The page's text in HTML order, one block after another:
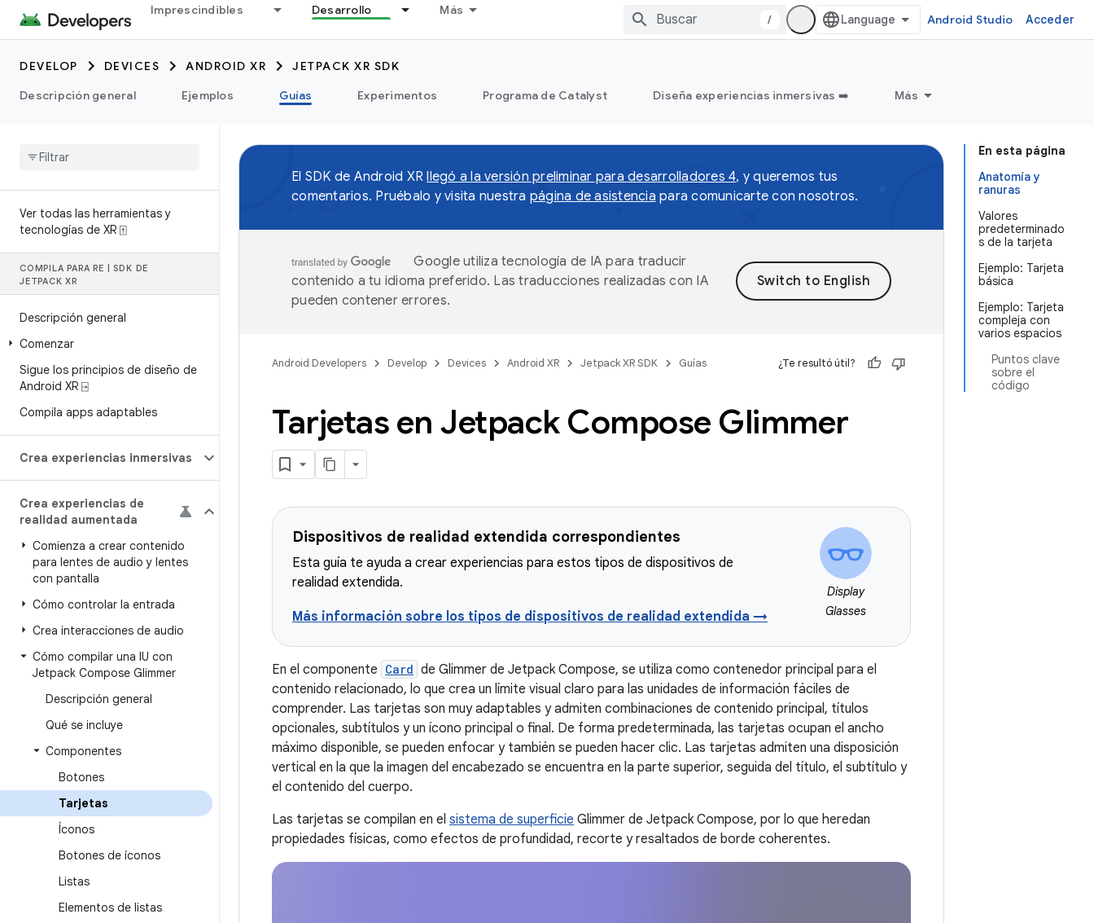
Imprescindibles Desarrollo Más
/ Android Studio Acceder
DEVELOP DEVICES ANDROID XR
JETPACK XR SDK
Descripción general
Ejemplos Guías Experimentos Programa de Catalyst Diseña experiencias inmersivas ➡️ Más
Ver todas las herramientas y
tecnologías de XR ⍐
COMPILA PARA RE
SDK DE
JETPACK XR
Descripción general
Comenzar
Sigue los principios de diseño de
Android XR ⍈
Compila apps adaptables
Crea experiencias inmersivas
Crea experiencias de
realidad aumentada
Comienza a crear contenido
para lentes de audio y lentes
con pantalla
Cómo controlar la entrada
Crea interacciones de audio
Cómo compilar una IU con
Jetpack Compose Glimmer
Descripción general
Qué se incluye
Componentes
Botones
Tarjetas
Íconos
Botones de íconos
Listas
Elementos de listas
En esta página
Anatomía y
ranuras
Valores
predeterminado
s de la tarjeta
Ejemplo: Tarjeta
básica
Ejemplo: Tarjeta
compleja con
varios espacios
Puntos clave
sobre el
código
El SDK de Android XRllegó a la versión preliminar para desarrolladores 4, y queremos tus
comentarios. Pruébalo y visita nuestra página de asistencia para comunicarte con nosotros.
Google utiliza tecnología de IA para traducir
contenido a tu idioma preferido. Las traducciones realizadas con IA
pueden contener errores.
Android Developers Develop Devices Android XR Jetpack XR SDK Guías ¿Te resultó útil?
Tarjetas en Jetpack Compose Glimmer
Dispositivos de realidad extendida correspondientes
Esta guía te ayuda a crear experiencias para estos tipos de dispositivos de
realidad extendida.
Más información sobre los tipos de dispositivos de realidad extendida →
Display
Glasses
En el componente Card de Glimmer de Jetpack Compose, se utiliza como contenedor principal para el
contenido relacionado, lo que crea un límite visual claro para las unidades de información fáciles de
comprender. Las tarjetas son muy adaptables y admiten combinaciones de contenido principal, títulos
opcionales, subtítulos y un ícono principal o final. De forma predeterminada, las tarjetas ocupan el ancho
máximo disponible, se pueden enfocar y también se pueden hacer clic. Las tarjetas admiten una disposición
vertical en la que la imagen del encabezado se encuentra en la parte superior, seguida del título, el subtítulo y
el contenido del cuerpo.
Las tarjetas se compilan en el sistema de superficie Glimmer de Jetpack Compose, por lo que heredan
propiedades físicas, como efectos de profundidad, recorte y resaltados de borde coherentes.